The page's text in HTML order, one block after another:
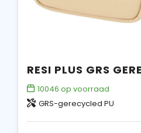
10046 op voorraad
GRS-gerecycled PU